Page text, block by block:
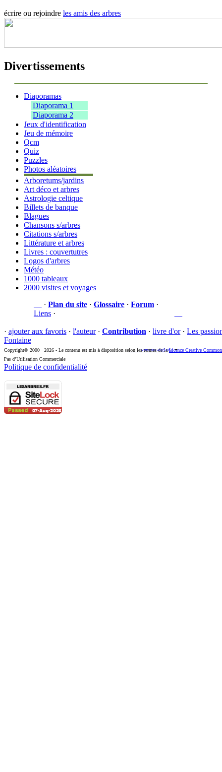
écrire ou rejoindre les amis des arbres
Divertissements
Diaporamas
Diaporama 1
Diaporama 2
Jeux d'identification
Jeu de mémoire
Qcm
Quiz
Puzzles
Photos aléatoires
Arboretums/jardins
Art déco et arbres
Astrologie celtique
Billets de banque
Blagues
Chansons s/arbres
Citations s/arbres
Littérature et arbres
Livres : couvertutres
Logos d'arbres
Météo
1000 tableaux
2000 visites et voyages
· Plan du site · Glossaire · Forum ·
Liens ·
· ajouter aux favoris · l'auteur· Contribution · livre d'or· Les
Fontaine
Copyright© 2000 · 2026 - Le contenu est mis à disposition selon les termes de laLicence Creative
Pas d’Utilisation Commerciale
Politique de confidentialité
version anglaise-